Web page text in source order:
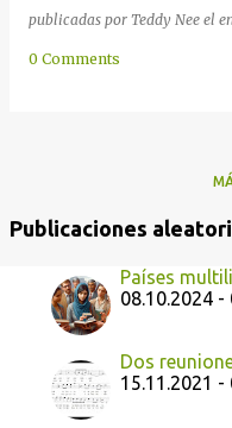
publicadas por Teddy Nee el
0 Comments
Publicaciones
Países
08.10.2024
Dos
15.11.2021